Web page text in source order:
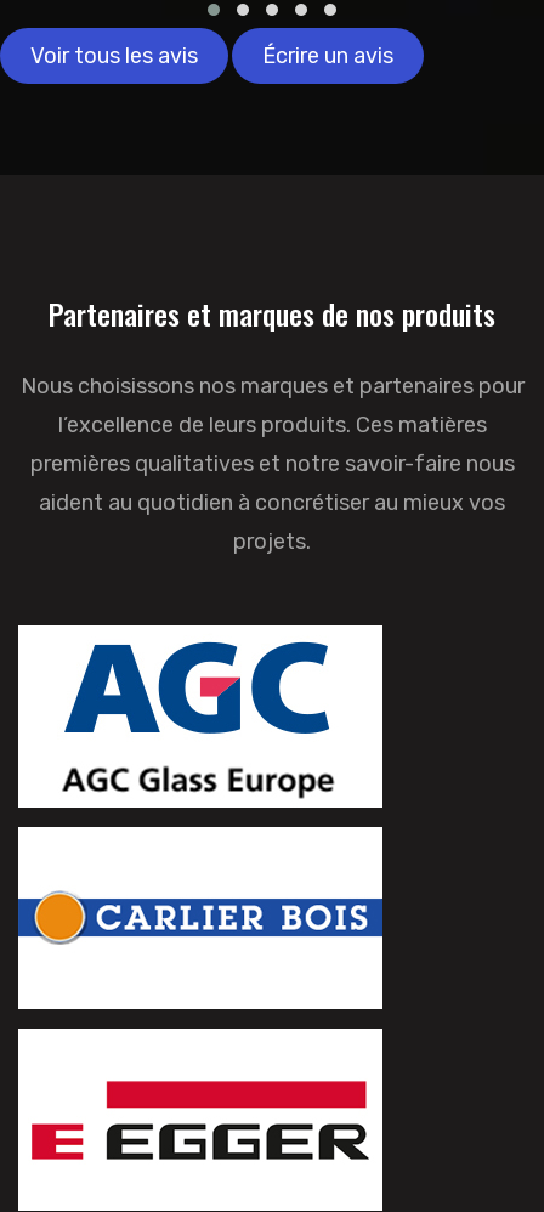
Voir tous les avis Écrire un avis
Partenaires et marques de nos produits
Nous choisissons nos marques et partenaires pour
l’excellence de leurs produits. Ces matières
premières qualitatives et notre savoir-faire nous
aident au quotidien à concrétiser au mieux vos
projets.